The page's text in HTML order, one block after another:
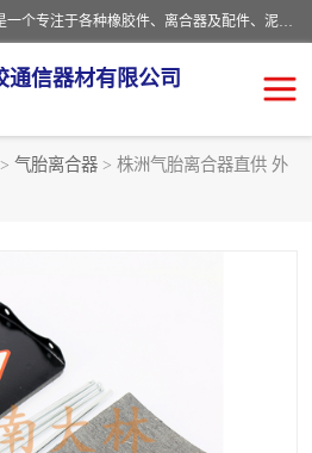
河南大林橡胶通信器材有限公司是一个专注于各种橡胶件、离合器及配件、泥浆泵及配件等产品设计制造和加工的企业。产品应用于矿山、冶金、石油、钢铁、化工、水泥、船舶、造纸、通用机械等各种大功率机械传动或制动装置。
通信器材有限公司
> 气胎离合器 > 株洲气胎离合器直供 外
气动元件
CB离合器